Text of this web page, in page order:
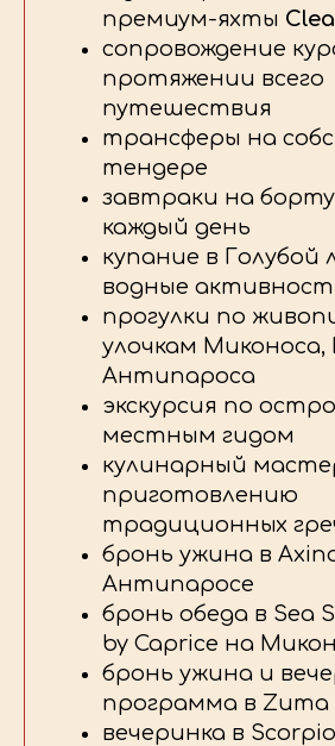
премиум-яхты
сопровождение
протяжении всего
путешествия
трансферы на
тендере
завтраки на
каждый день
купание в Голубой
водные
прогулки по
улочкам Миконоса,
Антипароса
экскурсия по
местным гидом
кулинарный
приготовлению
традиционных
бронь ужина в
Антипаросе
бронь обеда в Sea
by Caprice на
бронь ужина и
программа в Zuma
вечеринка в